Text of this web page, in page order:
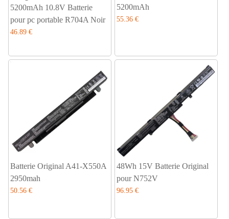
5200mAh 10.8V Batterie
pour pc portable R704A Noir
46.89 €
5200mAh
55.36 €
Batterie Original A41-X550A
2950mah
50.56 €
48Wh 15V Batterie Original
pour N752V
96.95 €